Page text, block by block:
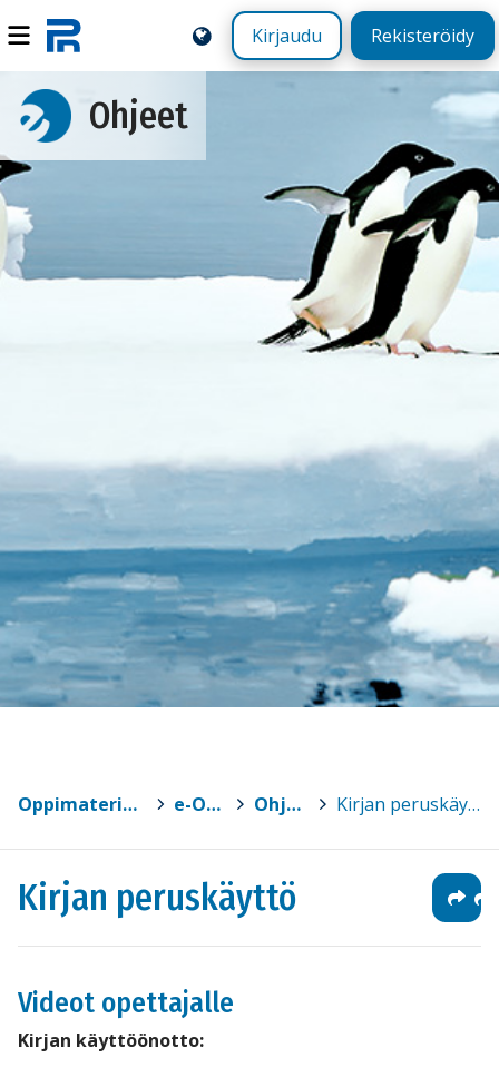
Kirjaudu Rekisteröidy
Ohjeet
Oppimateriaalit > e-Oppi > Ohjeet > Kirjan peruskäyttö
Kirjan peruskäyttö
Videot opettajalle
Kirjan käyttöönotto: